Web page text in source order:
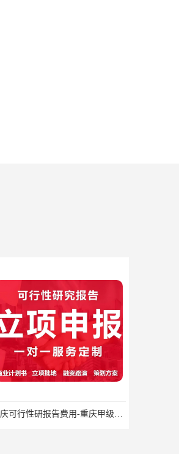
重庆可行性研报告费用-重庆甲级资质可行性研报告费用